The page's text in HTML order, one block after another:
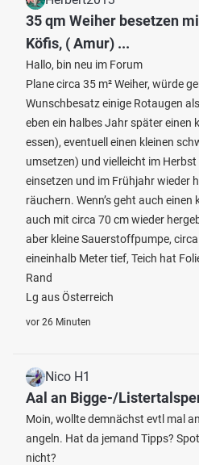
35 qm Weiher besetzen
Köfis, ( Amur) ...
Hallo, bin neu im Forum
Plane circa 35 m² Weiher, würde
Wunschbesatz einige Rotaugen
eben ein halbes Jahr später einen
essen), eventuell einen kleinen
umsetzen) und vielleicht im Herbst
einsetzen und im Frühjahr wieder
räuchern. Wenn’s geht auch
auch mit circa 70 cm wieder
aber kleine Sauerstoffpumpe,
eineinhalb Meter tief, Teich hat
Rand
Lg aus Österreich
vor 26 Minuten
Nico H1
Aal an Bigge-/
Moin, wollte demnächst evtl mal
angeln. Hat da jemand Tipps?
nicht?